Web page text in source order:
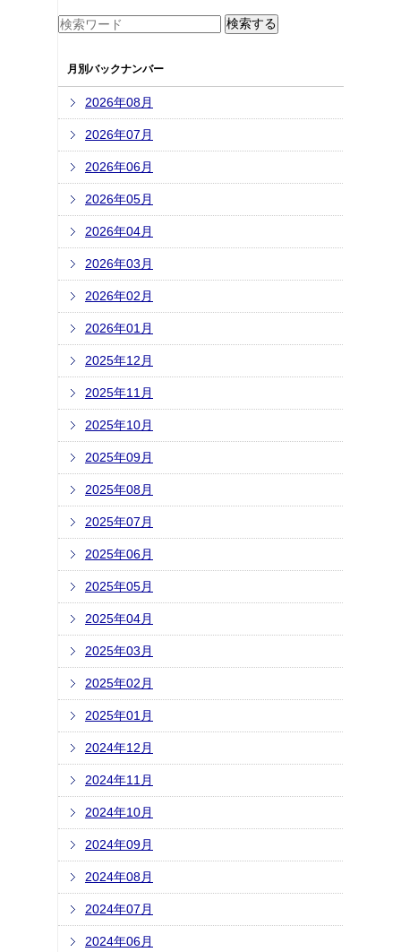
月別バックナンバー
2026年08月
2026年07月
2026年06月
2026年05月
2026年04月
2026年03月
2026年02月
2026年01月
2025年12月
2025年11月
2025年10月
2025年09月
2025年08月
2025年07月
2025年06月
2025年05月
2025年04月
2025年03月
2025年02月
2025年01月
2024年12月
2024年11月
2024年10月
2024年09月
2024年08月
2024年07月
2024年06月